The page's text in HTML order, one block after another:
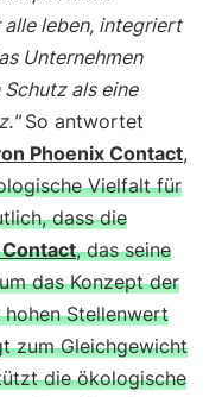
leben, integriert
Unternehmen
als eine
So antwortet
Phoenix Contact,
Vielfalt für
dass die
, das seine
das Konzept der
Stellenwert
zum Gleichgewicht
die ökologische